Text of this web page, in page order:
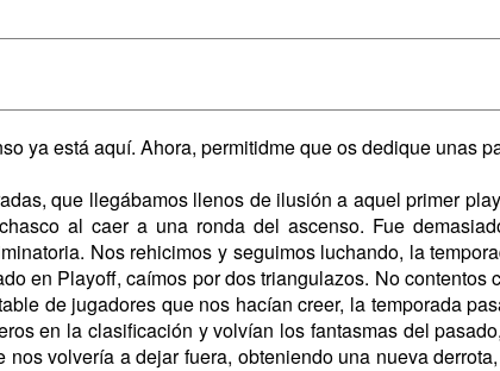
ya está aquí. Ahora, permitidme que os dedique unas
que llegábamos llenos de ilusión a aquel primer
al caer a una ronda del ascenso. Fue
Nos rehicimos y seguimos luchando, la
en Playoff, caímos por dos triangulazos. No
de jugadores que nos hacían creer, la temporada
en la clasificación y volvían los fantasmas del
volvería a dejar fuera, obteniendo una nueva